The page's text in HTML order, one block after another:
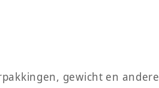
gewicht en andere